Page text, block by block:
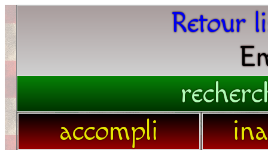
Retour
accompli